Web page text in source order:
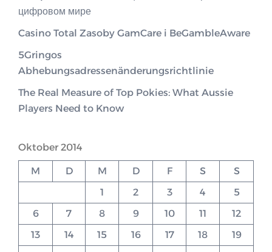
цифровом мире
Casino Total Zasoby GamCare i BeGambleAware
5Gringos
Abhebungsadressenänderungsrichtlinie
The Real Measure of Top Pokies: What Aussie
Players Need to Know
Oktober 2014
M D M D F S
S
1
2 3 4
5
6
7 8 9 10 11
12
13
14 15 16 17 18
19